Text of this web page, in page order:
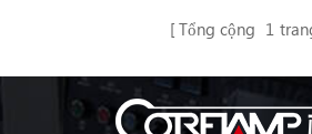
Tổng cộng 1